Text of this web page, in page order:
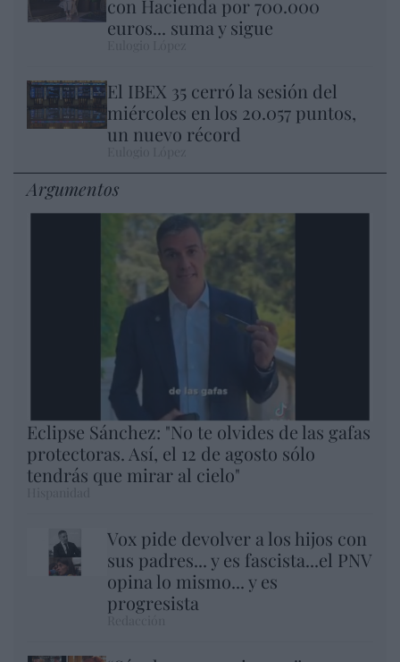
con Hacienda por 700.000
euros... suma y sigue
El IBEX 35 cerró la sesión del
miércoles en los 20.057 puntos,
un nuevo récord
Argumentos
Eclipse Sánchez: "No te olvides de las gafas
protectoras. Así, el 12 de agosto sólo
tendrás que mirar al cielo"
Vox pide devolver a los hijos con
sus padres... y es fascista...el PNV
opina lo mismo... y es
progresista